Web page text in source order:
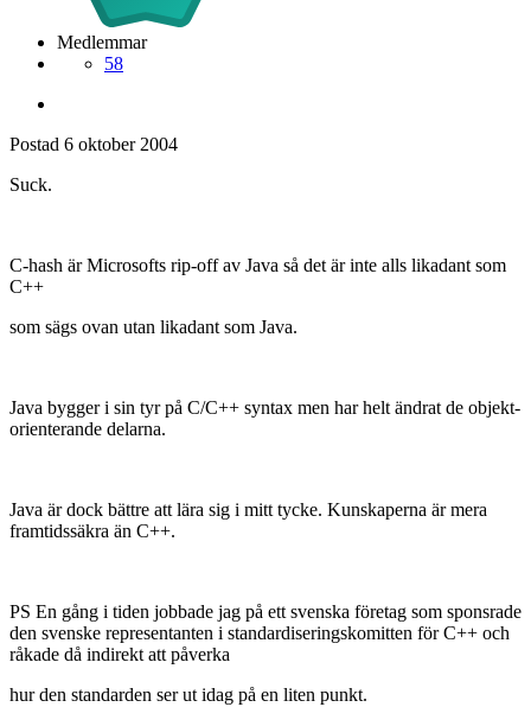
Medlemmar
58
Postad 6 oktober 2004
Suck.
C-hash är Microsofts rip-off av Java så det är inte alls likadant som
C++
som sägs ovan utan likadant som Java.
Java bygger i sin tyr på C/C++ syntax men har helt ändrat de objekt-
orienterande delarna.
Java är dock bättre att lära sig i mitt tycke. Kunskaperna är mera
framtidssäkra än C++.
PS En gång i tiden jobbade jag på ett svenska företag som sponsrade
den svenske representanten i standardiseringskomitten för C++ och
råkade då indirekt att påverka
hur den standarden ser ut idag på en liten punkt.